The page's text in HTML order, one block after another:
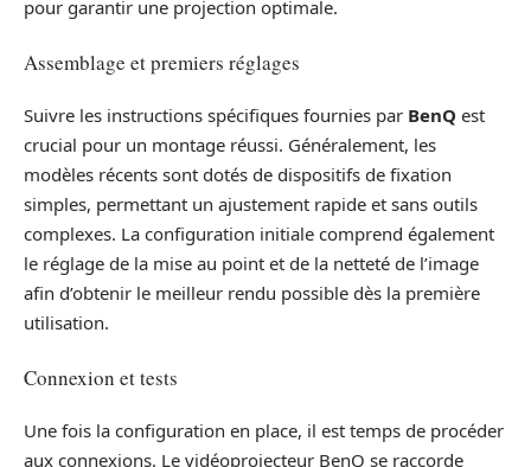
pour garantir une projection optimale.
Assemblage et premiers réglages
Suivre les instructions spécifiques fournies par BenQ est
crucial pour un montage réussi. Généralement, les
modèles récents sont dotés de dispositifs de fixation
simples, permettant un ajustement rapide et sans outils
complexes. La configuration initiale comprend également
le réglage de la mise au point et de la netteté de l’image
afin d’obtenir le meilleur rendu possible dès la première
utilisation.
Connexion et tests
Une fois la configuration en place, il est temps de procéder
aux connexions. Le vidéoprojecteur BenQ se raccorde